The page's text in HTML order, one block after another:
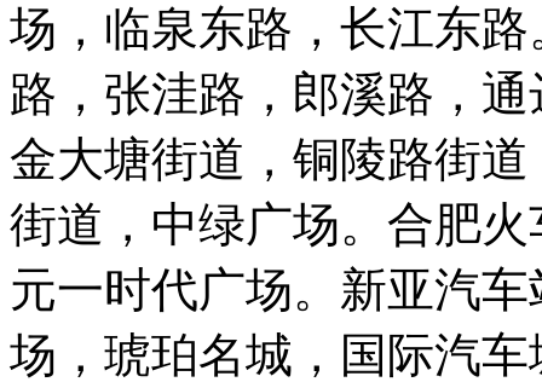
场，临泉东路，长江东
路，张洼路，郎溪路，
金大塘街道，铜陵路街
街道，中绿广场。合肥
元一时代广场。新亚汽
场，琥珀名城，国际汽